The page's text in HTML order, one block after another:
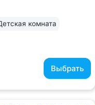
выбор, если
Выбрать
комната